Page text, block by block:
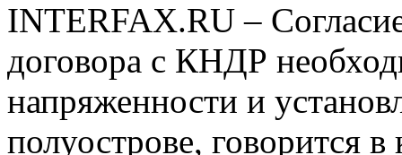
INTERFAX.RU –
договора с КНДР
напряженности и
полуострове, говорится